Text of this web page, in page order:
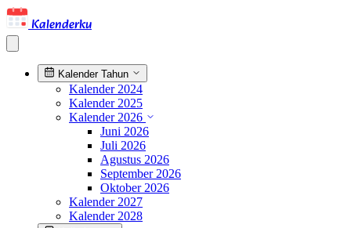
Kalenderku
Kalender Tahun
Kalender 2024
Kalender 2025
Kalender 2026
Juni 2026
Juli 2026
Agustus 2026
September 2026
Oktober 2026
Kalender 2027
Kalender 2028